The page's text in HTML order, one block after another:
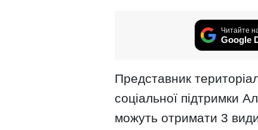
Читайте
Google
Представник
соціальної підтримки
можуть отримати 3